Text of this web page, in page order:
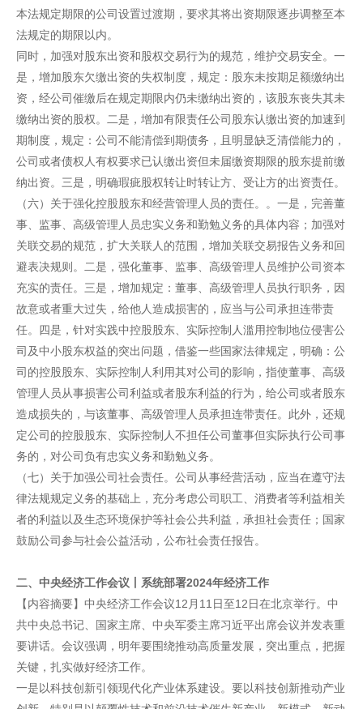
本法规定期限的公司设置过渡期，要求其将出资期限逐步调整至本
法规定的期限以内。
同时，加强对股东出资和股权交易行为的规范，维护交易安全。一
是，增加股东欠缴出资的失权制度，规定：股东未按期足额缴纳出
资，经公司催缴后在规定期限内仍未缴纳出资的，该股东丧失其未
缴纳出资的股权。二是，增加有限责任公司股东认缴出资的加速到
期制度，规定：公司不能清偿到期债务，且明显缺乏清偿能力的，
公司或者债权人有权要求已认缴出资但未届缴资期限的股东提前缴
纳出资。三是，明确瑕疵股权转让时转让方、受让方的出资责任。
（六）关于强化控股股东和经营管理人员的责任。。一是，完善董
事、监事、高级管理人员忠实义务和勤勉义务的具体内容；加强对
关联交易的规范，扩大关联人的范围，增加关联交易报告义务和回
避表决规则。二是，强化董事、监事、高级管理人员维护公司资本
充实的责任。三是，增加规定：董事、高级管理人员执行职务，因
故意或者重大过失，给他人造成损害的，应当与公司承担连带责
任。四是，针对实践中控股股东、实际控制人滥用控制地位侵害公
司及中小股东权益的突出问题，借鉴一些国家法律规定，明确：公
司的控股股东、实际控制人利用其对公司的影响，指使董事、高级
管理人员从事损害公司利益或者股东利益的行为，给公司或者股东
造成损失的，与该董事、高级管理人员承担连带责任。此外，还规
定公司的控股股东、实际控制人不担任公司董事但实际执行公司事
务的，对公司负有忠实义务和勤勉义务。
（七）关于加强公司社会责任。公司从事经营活动，应当在遵守法
律法规规定义务的基础上，充分考虑公司职工、消费者等利益相关
者的利益以及生态环境保护等社会公共利益，承担社会责任；国家
鼓励公司参与社会公益活动，公布社会责任报告。
二、中央经济工作会议丨系统部署2024年经济工作
【内容摘要】中央经济工作会议12月11日至12日在北京举行。中
共中央总书记、国家主席、中央军委主席习近平出席会议并发表重
要讲话。会议强调，明年要围绕推动高质量发展，突出重点，把握
关键，扎实做好经济工作。
一是以科技创新引领现代化产业体系建设。要以科技创新推动产业